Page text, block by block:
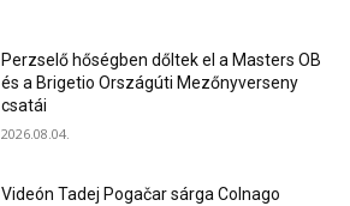
Perzselő hőségben dőltek el a Masters OB
és a Brigetio Országúti Mezőnyverseny
csatái
2026.08.04.
Videón Tadej Pogačar sárga Colnago